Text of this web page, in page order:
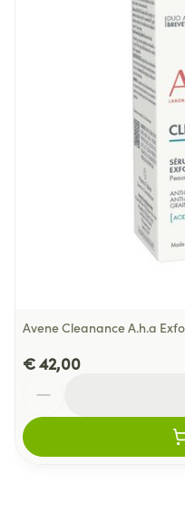
50 mm
200
Avene Cleanance A.h.a
€ 42,00